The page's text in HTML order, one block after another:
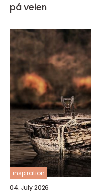
på veien
inspiration
04. July 2026